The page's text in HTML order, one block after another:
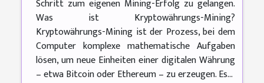
Schritt zum eigenen Mining-Erfolg zu gelangen.
Was ist Kryptowährungs-Mining?
Kryptowährungs-Mining ist der Prozess, bei dem
Computer komplexe mathematische Aufgaben
lösen, um neue Einheiten einer digitalen Währung
– etwa Bitcoin oder Ethereum – zu erzeugen. Es...